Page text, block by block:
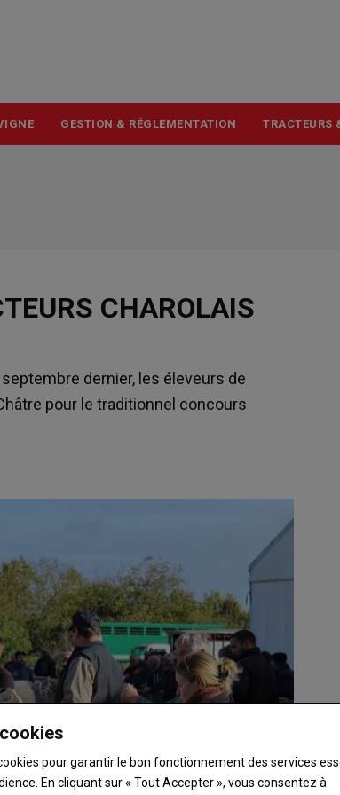
GESTION & RÉGLEMENTATION TRACTEURS
CHAROLAIS
dernier, les éleveurs de
pour le traditionnel concours
pour garantir le bon fonctionnement des services
En cliquant sur « Tout Accepter », vous consentez à